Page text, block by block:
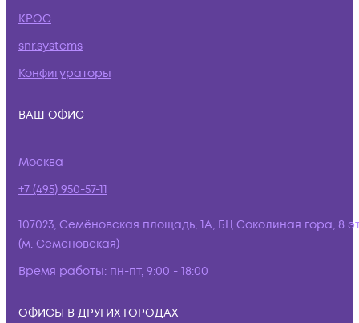
КРОС
snr.systems
Конфигураторы
ВАШ ОФИС
Москва
+7 (495) 950-57-11
107023, Семёновская площадь, 1А, БЦ Соколиная гора, 8
(м. Семёновская)
Время работы: пн-пт, 9:00 - 18:00
ОФИСЫ В ДРУГИХ ГОРОДАХ